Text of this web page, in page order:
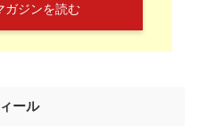
ガジンを読む
ール